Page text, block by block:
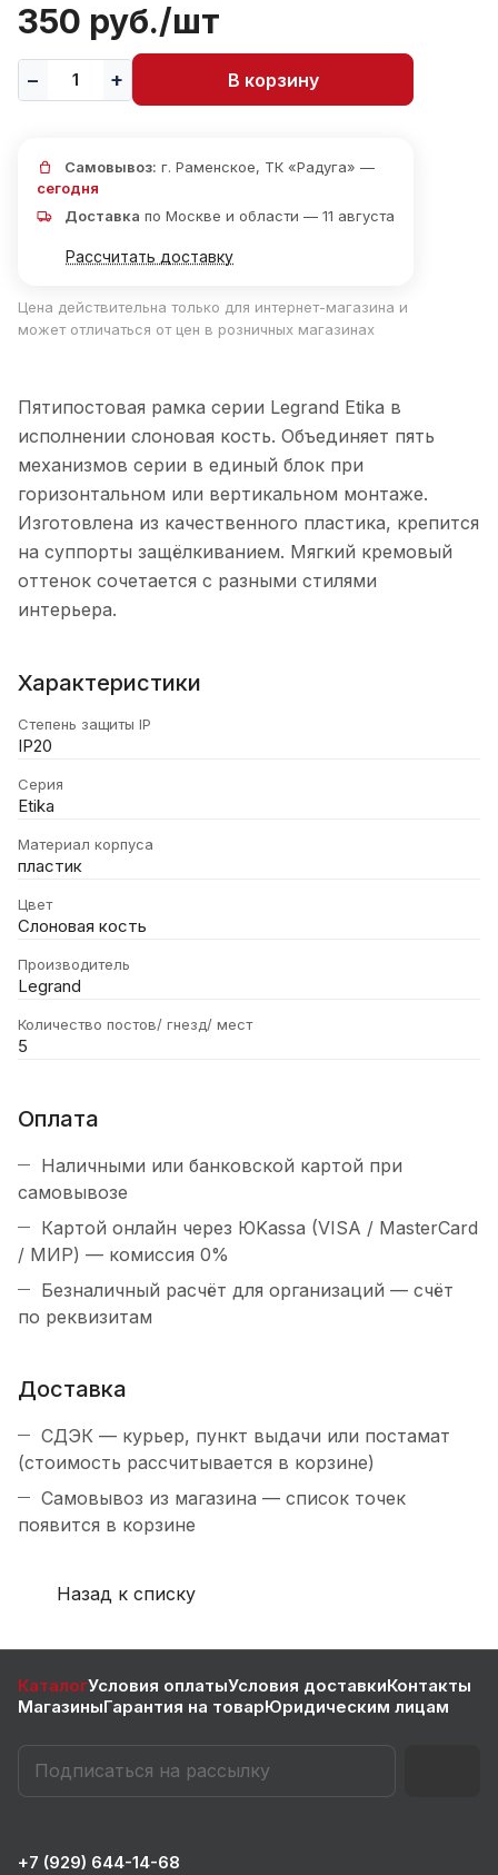
350 руб./шт
В корзину
Самовывоз: г. Раменское, ТК «Радуга» —
сегодня
Доставка по Москве и области — 11 августа
Рассчитать доставку
Цена действительна только для интернет-магазина и
может отличаться от цен в розничных магазинах
Пятипостовая рамка серии Legrand Etika в
исполнении слоновая кость. Объединяет пять
механизмов серии в единый блок при
горизонтальном или вертикальном монтаже.
Изготовлена из качественного пластика, крепится
на суппорты защёлкиванием. Мягкий кремовый
оттенок сочетается с разными стилями
интерьера.
Характеристики
Степень защиты IP
IP20
Серия
Etika
Материал корпуса
пластик
Цвет
Слоновая кость
Производитель
Legrand
Количество постов/ гнезд/ мест
5
Оплата
Наличными или банковской картой при
самовывозе
Картой онлайн через ЮKassa (VISA / MasterCard
/ МИР) — комиссия 0%
Безналичный расчёт для организаций — счёт
по реквизитам
Доставка
СДЭК — курьер, пункт выдачи или постамат
(стоимость рассчитывается в корзине)
Самовывоз из магазина — список точек
появится в корзине
Назад к списку
КаталогУсловия оплатыУсловия доставкиКонтакты
МагазиныГарантия на товарЮридическим лицам
+7 (929) 644-14-68